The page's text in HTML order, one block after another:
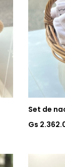
Set de
Gs